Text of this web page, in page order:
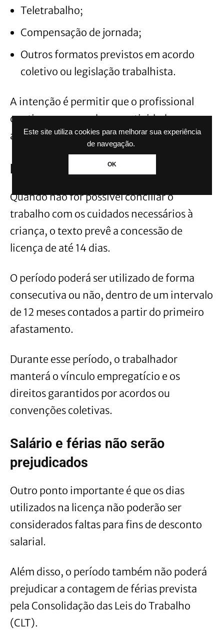
Este site utiliza cookies para melhorar sua experiência
de navegação.
OK
Teletrabalho;
Compensação de jornada;
Outros formatos previstos em acordo
coletivo ou legislação trabalhista.
A intenção é permitir que o profissional
continue exercendo suas atividades sem
abrir mão dos cuidados com o filho.
Licença poderá chegar a 14 dias
Quando não for possível conciliar o
trabalho com os cuidados necessários à
criança, o texto prevê a concessão de
licença de até 14 dias.
O período poderá ser utilizado de forma
consecutiva ou não, dentro de um intervalo
de 12 meses contados a partir do primeiro
afastamento.
Durante esse período, o trabalhador
manterá o vínculo empregatício e os
direitos garantidos por acordos ou
convenções coletivas.
Salário e férias não serão
prejudicados
Outro ponto importante é que os dias
utilizados na licença não poderão ser
considerados faltas para fins de desconto
salarial.
Além disso, o período também não poderá
prejudicar a contagem de férias prevista
pela Consolidação das Leis do Trabalho
(CLT).